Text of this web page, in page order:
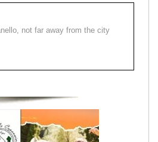
not far away from the city